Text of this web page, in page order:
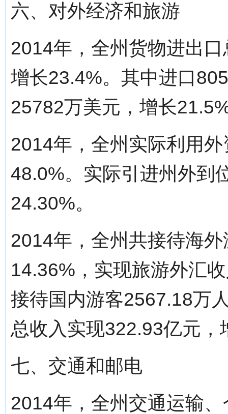
六、对外经济和旅游
2014年，全州货物进出
增长23.4%。其中进口
25782万美元，增长
2014年，全州实际利用
48.0%。实际引进州外到
24.30%。
2014年，全州共接待海
14.36%，实现旅游外汇
接待国内游客2567.18万
总收入实现322.93亿元，
七、交通和邮电
2014年，全州交通运输